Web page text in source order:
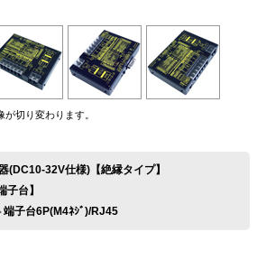
切り変わります。
32V仕様)【絶縁タイプ】
子台】
子台6P(M4ﾈｼﾞ)/RJ45